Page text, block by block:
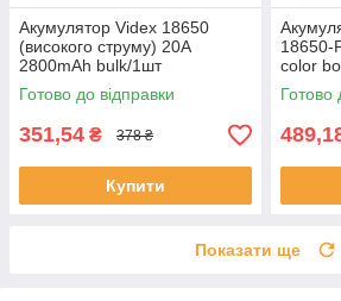
Акумулятор Videx 18650
(високого струму) 20A
2800mAh bulk/1шт
Готово до відправки
351,54 ₴ 378 ₴
Купити
18650-
color
Готово
Показати ще